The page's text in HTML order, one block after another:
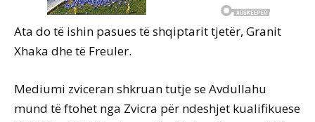
Ata do të ishin pasues të shqiptarit tjetër, Granit
Xhaka dhe të Freuler.
Mediumi zviceran shkruan tutje se Avdullahu
mund të ftohet nga Zvicra për ndeshjet kualifikuese